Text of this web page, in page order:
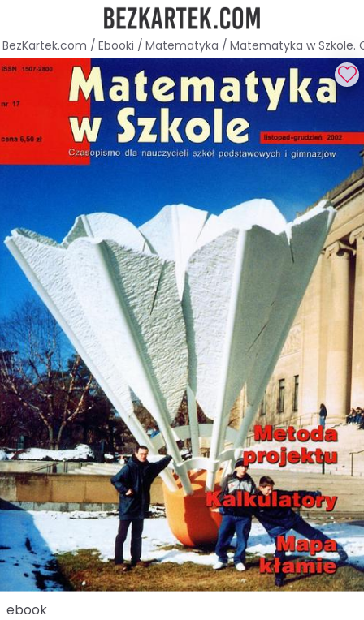
BezKartek.com / Ebooki / Matematyka / Matematyka w Szkole.
ebook